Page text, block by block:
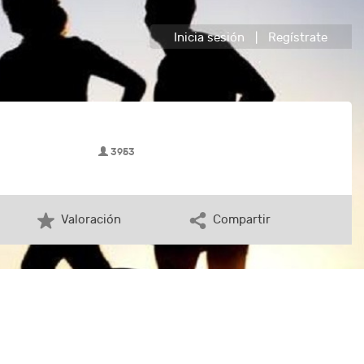
Inicia sesión Regístrate
3953
Valoración Compartir